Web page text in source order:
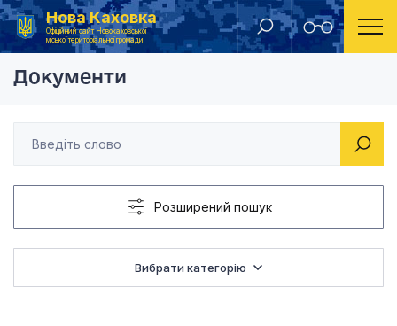
Нова Каховка
Офіційний сайт Новокаховської
міської територіальної громади
Головна Рішення виконавчого комітету Новокаховської міської ради 2012 року Про внесення змін
Документи
Розширений пошук
Вибрати категорію